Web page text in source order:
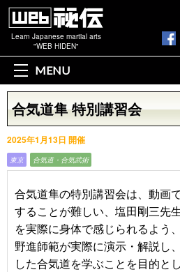
Learn Japanese martial arts
"WEB HIDEN"
MENU
合気道隼 特別講習会
2025年1月13日 開催
東京 合気道・合気武術
合気道隼の特別講習会は、動画
することが難しい、塩田剛三先
を実際に身体で感じられるよう
野進師範が実際に演示・解説し
した合気道を学ぶことを目的と